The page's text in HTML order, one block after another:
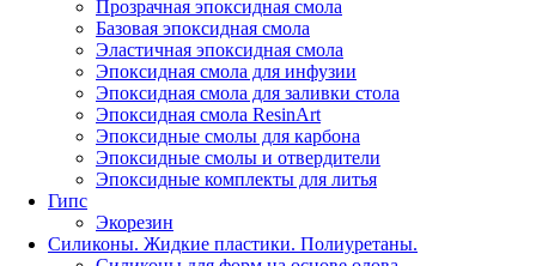
Прозрачная эпоксидная смола
Базовая эпоксидная смола
Эластичная эпоксидная смола
Эпоксидная смола для инфузии
Эпоксидная смола для заливки стола
Эпоксидная смола ResinArt
Эпоксидные смолы для карбона
Эпоксидные смолы и отвердители
Эпоксидные комплекты для литья
Гипс
Экорезин
Силиконы. Жидкие пластики. Полиуретаны.